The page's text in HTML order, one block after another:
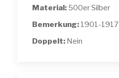
Material: 500er Silber
Bemerkung: 1901-1917
Doppelt: Nein